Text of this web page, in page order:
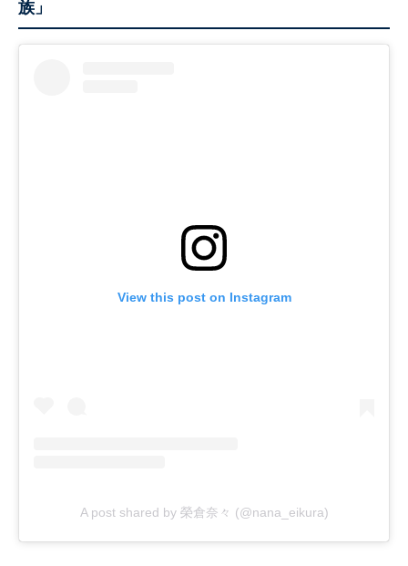
族」
View this post on Instagram
A post shared by 榮倉奈々 (@nana_eikura)